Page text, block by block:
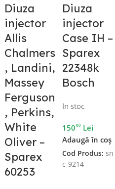
Diuza
injector
Allis
Chalmers
, Landini,
Massey
Ferguson
, Perkins,
White
Oliver –
Sparex
60253
Diuza
injector
Case IH –
Sparex
22348k
Bosch
In stoc
15000 Lei
Adaugă în coș
Cod Produs: sn
c-9214